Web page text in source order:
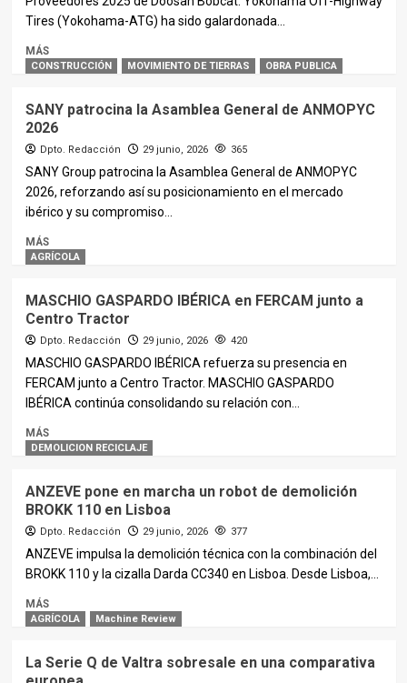
Tires (Yokohama-ATG) ha sido galardonada...
MÁS
CONSTRUCCIÓN MOVIMIENTO DE TIERRAS OBRA PUBLICA
SANY patrocina la Asamblea General de ANMOPYC
2026
Dpto. Redacción 29 junio, 2026 365
SANY Group patrocina la Asamblea General de ANMOPYC
2026, reforzando así su posicionamiento en el mercado
ibérico y su compromiso...
MÁS
AGRÍCOLA
MASCHIO GASPARDO IBÉRICA en FERCAM junto a
Centro Tractor
Dpto. Redacción 29 junio, 2026 420
MASCHIO GASPARDO IBÉRICA refuerza su presencia en
FERCAM junto a Centro Tractor. MASCHIO GASPARDO
IBÉRICA continúa consolidando su relación con...
MÁS
DEMOLICION RECICLAJE
ANZEVE pone en marcha un robot de demolición
BROKK 110 en Lisboa
Dpto. Redacción 29 junio, 2026 377
ANZEVE impulsa la demolición técnica con la combinación del
BROKK 110 y la cizalla Darda CC340 en Lisboa. Desde Lisboa,...
MÁS
AGRÍCOLA Machine Review
La Serie Q de Valtra sobresale en una comparativa